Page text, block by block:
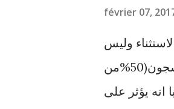
février 07,
وليس
القاعدة. هذا الإجراء المعمم بالمحاكم التونسية هو سبب اكتظاظ السجون(50%من
انه يؤثر على